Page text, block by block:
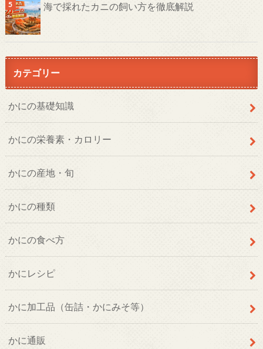
海で採れたカニの飼い方を徹底解説
カテゴリー
かにの基礎知識
かにの栄養素・カロリー
かにの産地・旬
かにの種類
かにの食べ方
かにレシピ
かに加工品（缶詰・かにみそ等）
かに通販